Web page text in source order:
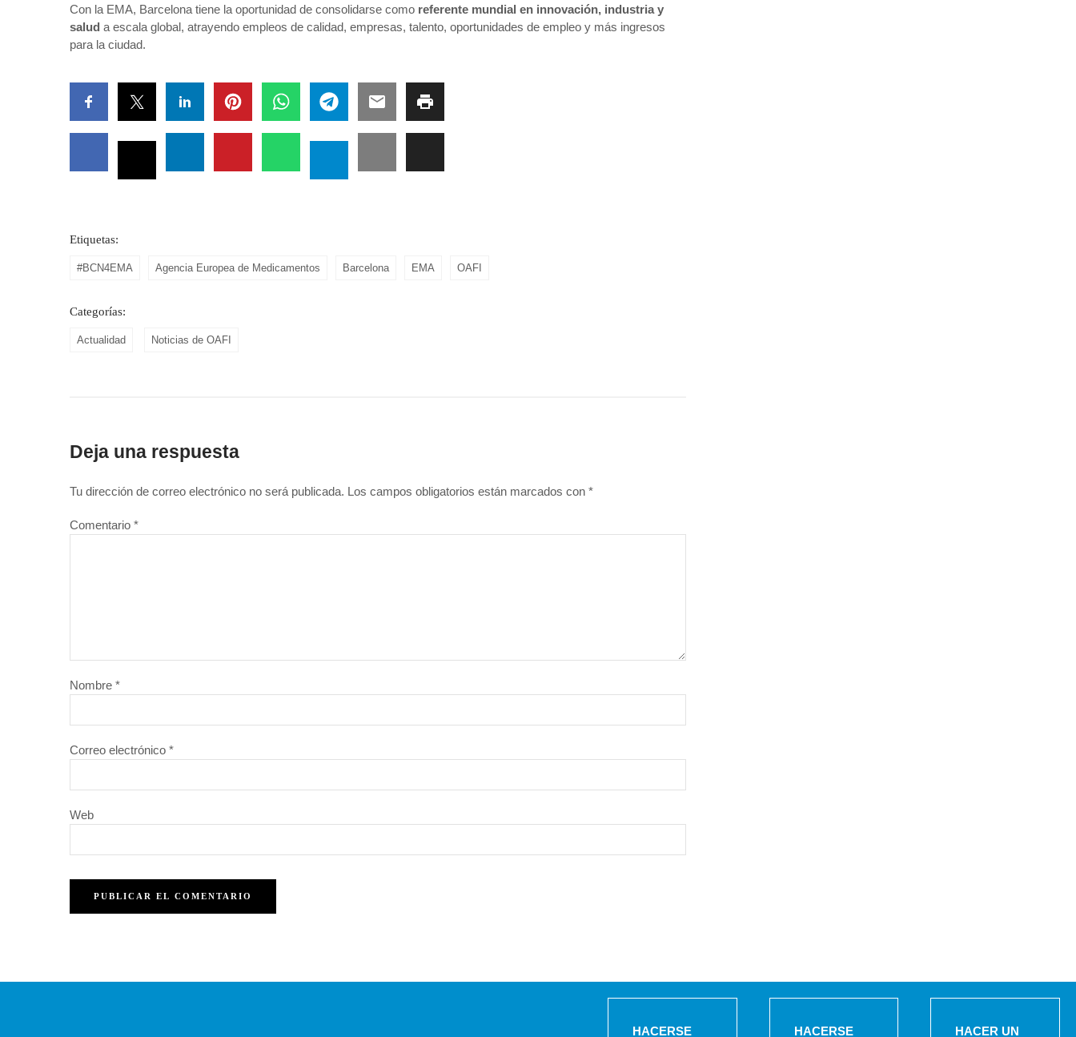
Con la EMA, Barcelona tiene la oportunidad de consolidarse como referente mundial en innovación, industria y
salud a escala global, atrayendo empleos de calidad, empresas, talento, oportunidades de empleo y más ingresos
para la ciudad.
Etiquetas:
#BCN4EMA Agencia Europea de Medicamentos Barcelona EMA OAFI
Categorías:
Actualidad Noticias de OAFI
Deja una respuesta
Tu dirección de correo electrónico no será publicada. Los campos obligatorios están marcados con *
Comentario *
Nombre *
Correo electrónico *
Web
HACERSE HACERSE HACER UN